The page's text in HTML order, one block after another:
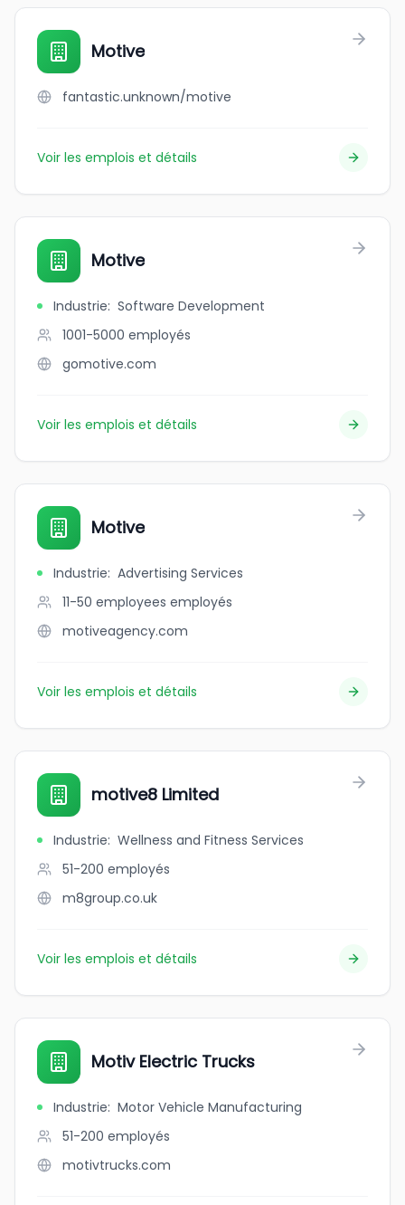
Motive
fantastic.unknown/motive
Voir les emplois et détails
Motive
Industrie: Software Development
1001-5000 employés
gomotive.com
Voir les emplois et détails
Motive
Industrie: Advertising Services
11-50 employees employés
motiveagency.com
Voir les emplois et détails
motive8 Limited
Industrie: Wellness and Fitness Services
51-200 employés
m8group.co.uk
Voir les emplois et détails
Motiv Electric Trucks
Industrie: Motor Vehicle Manufacturing
51-200 employés
motivtrucks.com